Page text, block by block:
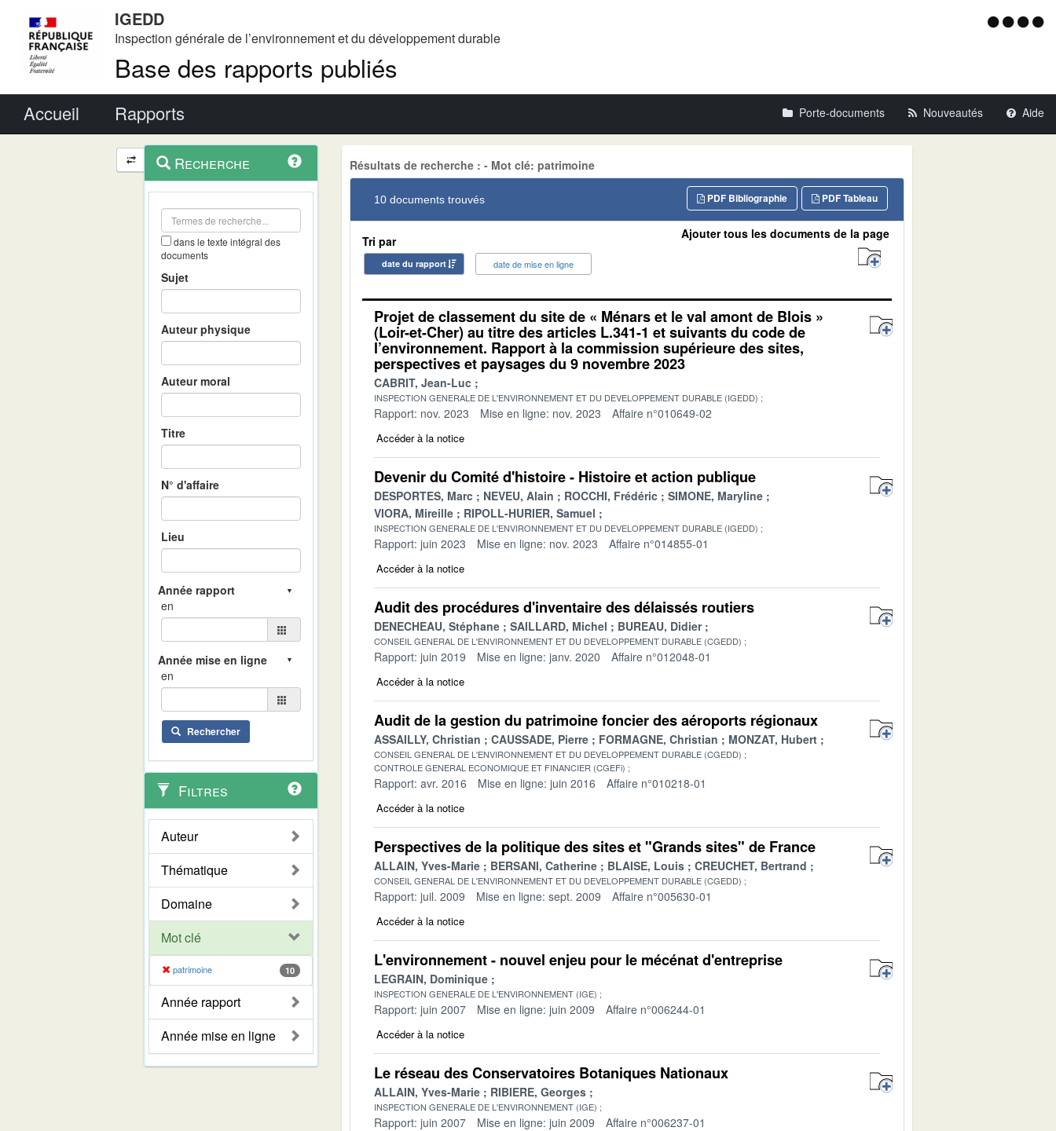
IGEDD
Inspection générale de l’environnement et du développement durable
Base des rapports publiés
Menu
Accueil Rapports Porte-documents Nouveautés Aide
Navigation
et
outils
contextuel
Recherche
dans le texte intégral des
documents
Sujet
Auteur physique
Auteur moral
Titre
N° d'affaire
Lieu
en
en
Rechercher
Filtres
Auteur
Thématique
Domaine
Mot clé
patrimoine 10
Année rapport
Année mise en ligne
Résultats de recherche : - Mot clé: patrimoine
10 documents trouvés PDF Tableau
PDF Bibliographie
Tri par
date du rapport date de mise en ligne
Ajouter tous les documents de la page
Projet de classement du site de « Ménars et le val amont de Blois »
(Loir-et-Cher) au titre des articles L.341-1 et suivants du code de
l’environnement. Rapport à la commission supérieure des sites,
perspectives et paysages du 9 novembre 2023
CABRIT, Jean-Luc
INSPECTION GENERALE DE L'ENVIRONNEMENT ET DU DEVELOPPEMENT DURABLE (IGEDD)
Rapport: nov. 2023 Mise en ligne: nov. 2023 Affaire n°010649-02
Accéder à la notice
Devenir du Comité d'histoire - Histoire et action publique
DESPORTES, Marc NEVEU, Alain ROCCHI, Frédéric
SIMONE, Maryline
VIORA, Mireille
RIPOLL-HURIER, Samuel
INSPECTION GENERALE DE L'ENVIRONNEMENT ET DU DEVELOPPEMENT DURABLE (IGEDD)
Rapport: juin 2023 Mise en ligne: nov. 2023 Affaire n°014855-01
Accéder à la notice
Audit des procédures d'inventaire des délaissés routiers
DENECHEAU, Stéphane SAILLARD, Michel BUREAU, Didier
CONSEIL GENERAL DE L'ENVIRONNEMENT ET DU DEVELOPPEMENT DURABLE (CGEDD)
Rapport: juin 2019 Mise en ligne: janv. 2020 Affaire n°012048-01
Accéder à la notice
Audit de la gestion du patrimoine foncier des aéroports régionaux
ASSAILLY, Christian CAUSSADE, Pierre FORMAGNE, Christian MONZAT, Hubert
CONSEIL GENERAL DE L'ENVIRONNEMENT ET DU DEVELOPPEMENT DURABLE (CGEDD)
CONTROLE GENERAL ECONOMIQUE ET FINANCIER (CGEFi)
Rapport: avr. 2016 Mise en ligne: juin 2016 Affaire n°010218-01
Accéder à la notice
Perspectives de la politique des sites et "Grands sites" de France
ALLAIN, Yves-Marie BERSANI, Catherine BLAISE, Louis CREUCHET, Bertrand
CONSEIL GENERAL DE L'ENVIRONNEMENT ET DU DEVELOPPEMENT DURABLE (CGEDD)
Rapport: juil. 2009 Mise en ligne: sept. 2009 Affaire n°005630-01
Accéder à la notice
L'environnement - nouvel enjeu pour le mécénat d'entreprise
LEGRAIN, Dominique
INSPECTION GENERALE DE L'ENVIRONNEMENT (IGE)
Rapport: juin 2007 Mise en ligne: juin 2009 Affaire n°006244-01
Accéder à la notice
Le réseau des Conservatoires Botaniques Nationaux
ALLAIN, Yves-Marie RIBIERE, Georges
INSPECTION GENERALE DE L'ENVIRONNEMENT (IGE)
Rapport: juin 2007 Mise en ligne: juin 2009 Affaire n°006237-01